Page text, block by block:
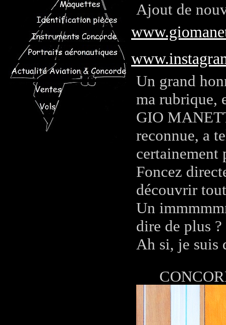
Ajout de
Un grand
ma rubrique,
GIO
reconnue, a
certainement
Foncez
découvrir
Un
dire de plus ?
Ah si, je suis